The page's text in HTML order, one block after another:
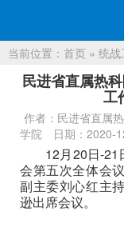
当前位置： 首页 » 统战
民进省直属热
工
作者：民进省直属
学院
日期：2020-
12月20日-21
会第五次全体会
副主委刘心红主
逊出席会议。